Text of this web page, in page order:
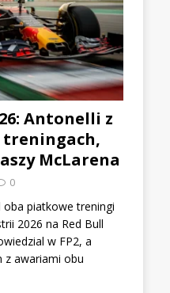
Antonelli z
McLarena
0
oba piatkowe treningi
2026 na Red Bull
w FP2, a
z awariami obu